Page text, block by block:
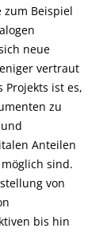
Beispiel
neue
vertraut
ist es,
zu
Anteilen
sind.
von
bis hin